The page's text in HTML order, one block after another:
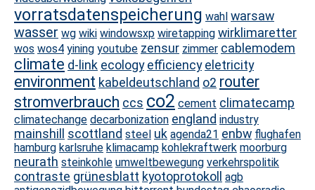
vorratsdatenspeicherung wahl warsaw
wasser wg wiki windowsxp wiretapping wirklimaretter
wos wos4 yining youtube zensur zimmer cablemodem
climate d-link ecology efficiency eletricity
environment kabeldeutschland o2 router
stromverbrauch ccs co2 cement climatecamp
climatechange decarbonization england industry
mainshill scottland steel uk agenda21 enbw flughafen
hamburg karlsruhe klimacamp kohlekraftwerk moorburg
neurath steinkohle umweltbewegung verkehrspolitik
contraste grünesblatt kyotoprotokoll
agb